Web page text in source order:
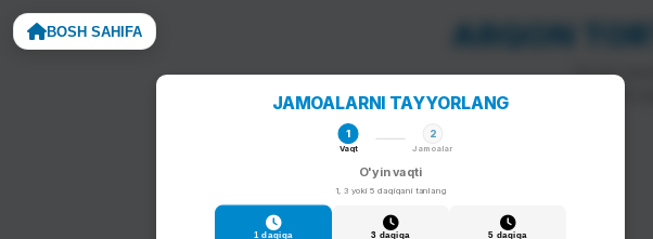
BOSH SAHIFA ARQON
To'g'ri
Noto'g'ri javob — arqon
JAMOALARNI TAYYORLANG
1
Vaqt
2
Jamoalar
O'yin vaqti
1, 3 yoki 5 daqiqani tanlang
1 daqiqa 3 daqiqa 5 daqiqa